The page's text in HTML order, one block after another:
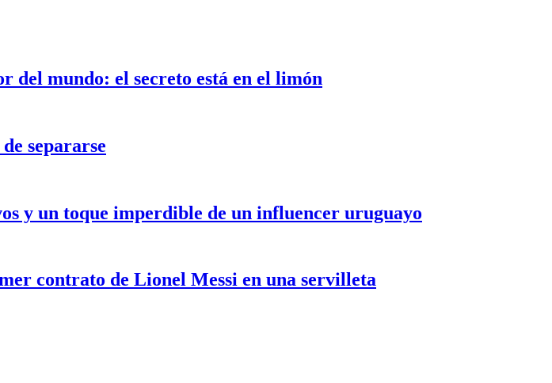
del mundo: el secreto está en el limón
separarse
y un toque imperdible de un influencer uruguayo
contrato de Lionel Messi en una servilleta